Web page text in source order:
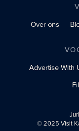
Over ons
Advertise With
© 2025 Visit